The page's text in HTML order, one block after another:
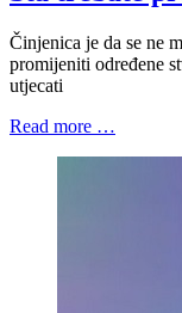
Činjenica je da se ne
promijeniti određene
utjecati
Read more …